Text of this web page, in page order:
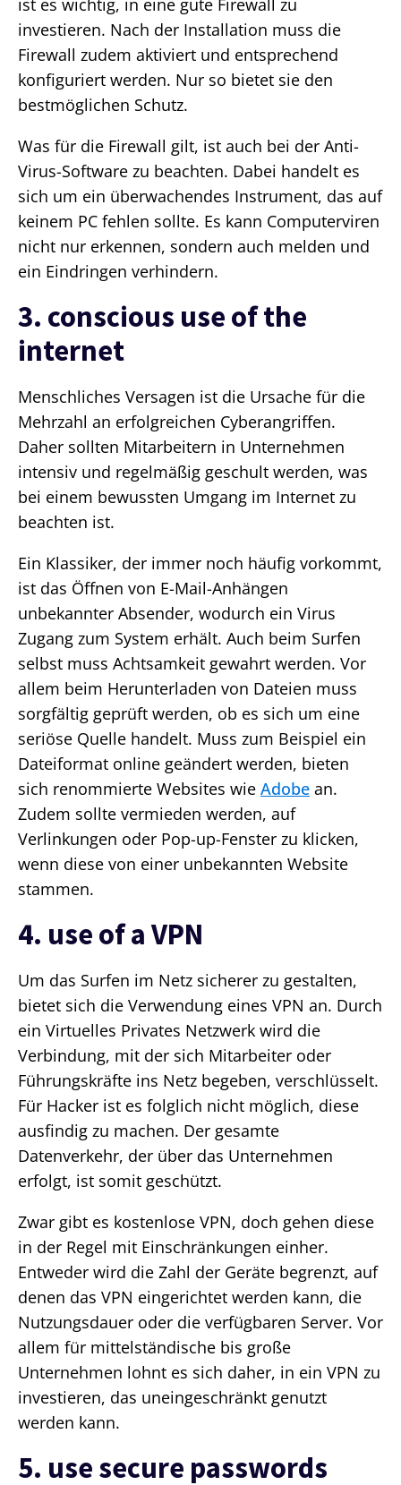
ist es wichtig, in eine gute Firewall zu
investieren. Nach der Installation muss die
Firewall zudem aktiviert und entsprechend
konfiguriert werden. Nur so bietet sie den
bestmöglichen Schutz.
Was für die Firewall gilt, ist auch bei der Anti-
Virus-Software zu beachten. Dabei handelt es
sich um ein überwachendes Instrument, das auf
keinem PC fehlen sollte. Es kann Computerviren
nicht nur erkennen, sondern auch melden und
ein Eindringen verhindern.
3. conscious use of the
internet
Menschliches Versagen ist die Ursache für die
Mehrzahl an erfolgreichen Cyberangriffen.
Daher sollten Mitarbeitern in Unternehmen
intensiv und regelmäßig geschult werden, was
bei einem bewussten Umgang im Internet zu
beachten ist.
Ein Klassiker, der immer noch häufig vorkommt,
ist das Öffnen von E-Mail-Anhängen
unbekannter Absender, wodurch ein Virus
Zugang zum System erhält. Auch beim Surfen
selbst muss Achtsamkeit gewahrt werden. Vor
allem beim Herunterladen von Dateien muss
sorgfältig geprüft werden, ob es sich um eine
seriöse Quelle handelt. Muss zum Beispiel ein
Dateiformat online geändert werden, bieten
sich renommierte Websites wie Adobe an.
Zudem sollte vermieden werden, auf
Verlinkungen oder Pop-up-Fenster zu klicken,
wenn diese von einer unbekannten Website
stammen.
4. use of a VPN
Um das Surfen im Netz sicherer zu gestalten,
bietet sich die Verwendung eines VPN an. Durch
ein Virtuelles Privates Netzwerk wird die
Verbindung, mit der sich Mitarbeiter oder
Führungskräfte ins Netz begeben, verschlüsselt.
Für Hacker ist es folglich nicht möglich, diese
ausfindig zu machen. Der gesamte
Datenverkehr, der über das Unternehmen
erfolgt, ist somit geschützt.
Zwar gibt es kostenlose VPN, doch gehen diese
in der Regel mit Einschränkungen einher.
Entweder wird die Zahl der Geräte begrenzt, auf
denen das VPN eingerichtet werden kann, die
Nutzungsdauer oder die verfügbaren Server. Vor
allem für mittelständische bis große
Unternehmen lohnt es sich daher, in ein VPN zu
investieren, das uneingeschränkt genutzt
werden kann.
5. use secure passwords